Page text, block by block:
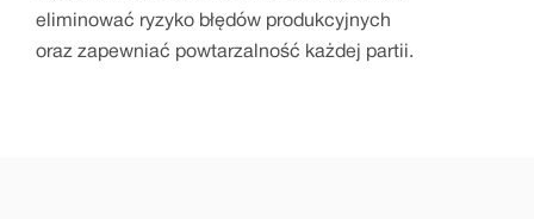
eliminować ryzyko błędów produkcyjnych
oraz zapewniać powtarzalność każdej partii.